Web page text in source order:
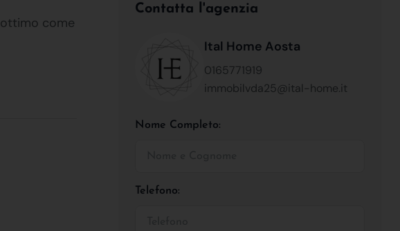
come
Contatta l'agenzia
Ital Home Aosta
0165771919
immobilvda25@ital-home.it
Nome Completo:
Telefono: